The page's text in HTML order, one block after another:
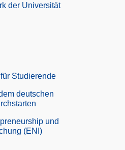
der Universität
Studierende
deutschen
und
(ENI)